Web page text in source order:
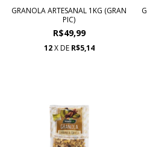
GRANOLA ARTESANAL 1KG (GRAN
PIC)
R$49,99
12 X DE R$5,14